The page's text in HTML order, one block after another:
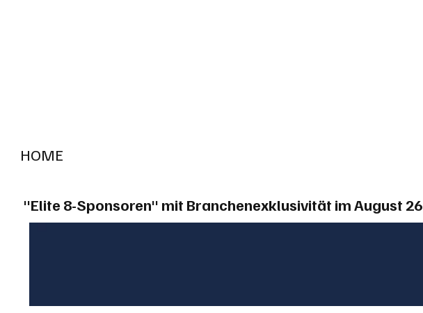
HOME
"Elite 8-Sponsoren" mit Branchenexklusivität im August 26